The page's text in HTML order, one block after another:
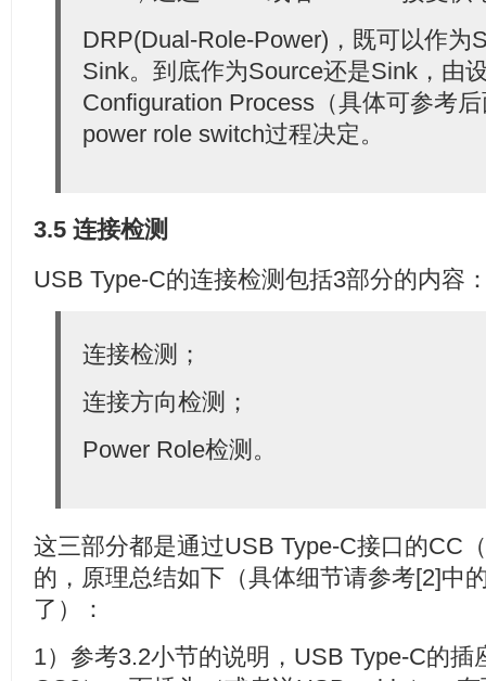
DRP(Dual-Role-Power)，既可以作为
Sink。到底作为Source还是Sink，由
Configuration Process（具体可参考
power role switch过程决定。
3.5 连接检测
USB Type-C的连接检测包括3部分的内容
连接检测；
连接方向检测；
Power Role检测。
这三部分都是通过USB Type-C接口的CC
的，原理总结如下（具体细节请参考[2]中
了）：
1）参考3.2小节的说明，USB Type-C的插